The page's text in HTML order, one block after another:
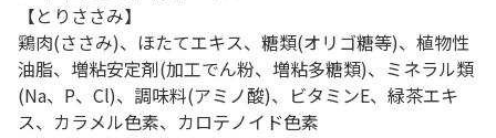
【とりささみ】
鶏肉(ささみ)、ほたてエキス、糖類(オリゴ糖等)、植物性
油脂、増粘安定剤(加工でん粉、増粘多糖類)、ミネラル類
(Na、P、Cl)、調味料(アミノ酸)、ビタミンE、緑茶エキ
ス、カラメル色素、カロテノイド色素